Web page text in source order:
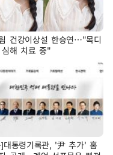
건강이상설 한승연…"목디
해 치료 중"
대통령기록관, '尹 추가' 홈